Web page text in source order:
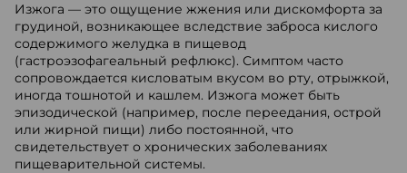
Изжога — это ощущение жжения или дискомфорта за
грудиной, возникающее вследствие заброса кислого
содержимого желудка в пищевод
(гастроэзофагеальный рефлюкс). Симптом часто
сопровождается кисловатым вкусом во рту, отрыжкой,
иногда тошнотой и кашлем. Изжога может быть
эпизодической (например, после переедания, острой
или жирной пищи) либо постоянной, что
свидетельствует о хронических заболеваниях
пищеварительной системы.